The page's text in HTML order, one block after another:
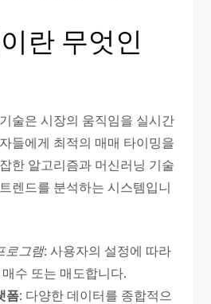
란 무엇인
기술은 시장의 움직임을 실시간
들에게 최적의 매매 타이밍을
한 알고리즘과 머신러닝 기술
렌드를 분석하는 시스템입니
로그램: 사용자의 설정에 따라
수 또는 매도합니다.
폼: 다양한 데이터를 종합적으